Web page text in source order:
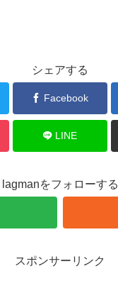
シェアする
Facebook
LINE
lagmanをフォローする
スポンサーリンク